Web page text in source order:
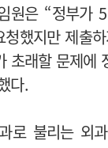
원은 “정부가
했지만 제출
초래할 문제에
다.
로 불리는 외